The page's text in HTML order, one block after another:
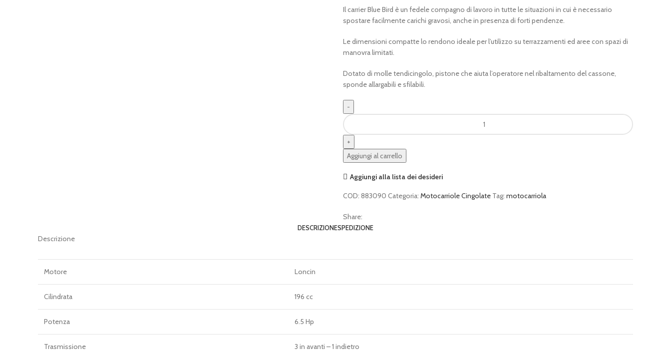
Il carrier Blue Bird è un fedele compagno di lavoro in tutte le situazioni in cui è necessario
spostare facilmente carichi gravosi, anche in presenza di forti pendenze.
Le dimensioni compatte lo rendono ideale per l’utilizzo su terrazzamenti ed aree con spazi di
manovra limitati.
Dotato di molle tendicingolo, pistone che aiuta l’operatore nel ribaltamento del cassone,
sponde allargabili e sfilabili.
MOTOCARRIOLA
CINGOLATA
BLUEBIRD
500
quantità
Aggiungi al carrello
Aggiungi alla lista dei desideri
COD: 883090 Categoria: Motocarriole Cingolate Tag: motocarriola
Share:
DESCRIZIONESPEDIZIONE
Descrizione
Motore Loncin
Cilindrata 196 cc
Potenza 6.5 Hp
Trasmissione 3 in avanti – 1 indietro